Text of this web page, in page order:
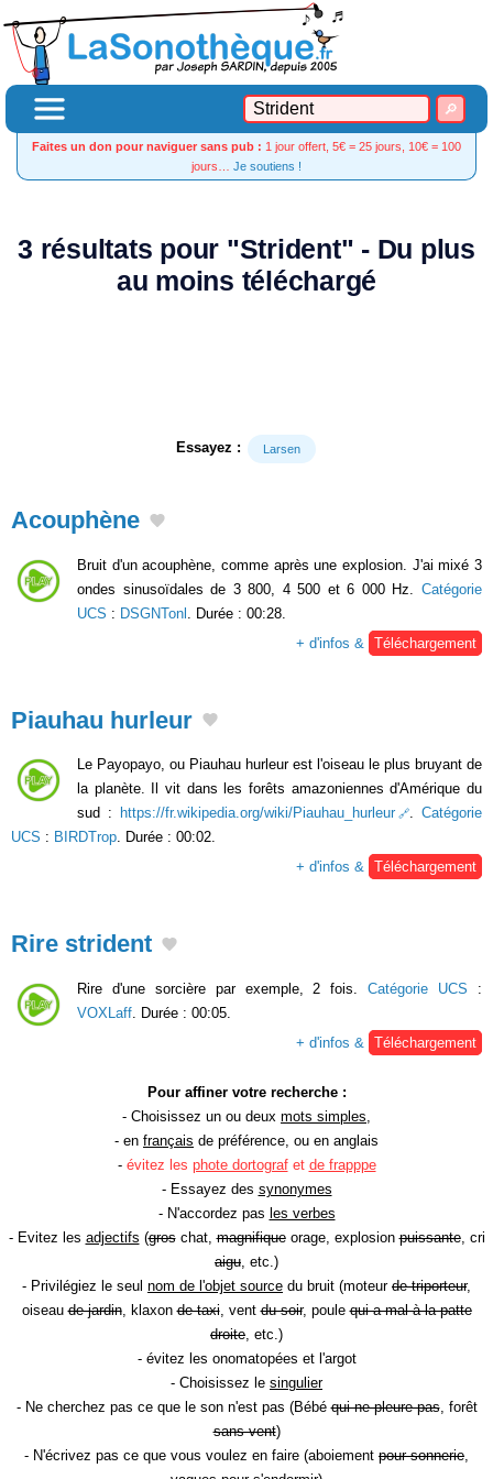
Faites un don pour naviguer sans pub : 1 jour offert, 5€ = 25 jours, 10€ = 100
jours… Je soutiens !
3 résultats pour "Strident" - Du plus
au moins téléchargé
Essayez : Larsen
Acouphène
Bruit d'un acouphène, comme après une explosion. J'ai mixé 3
ondes sinusoïdales de 3 800, 4 500 et 6 000 Hz. Catégorie
UCS : DSGNTonl . Durée : 00:28.
+ d'infos &
Téléchargement
Piauhau hurleur
Le Payopayo, ou Piauhau hurleur est l'oiseau le plus bruyant de
la planète. Il vit dans les forêts amazoniennes d'Amérique du
sud :
https://fr.wikipedia.org/wiki/Piauhau_hurleur . Catégorie
UCS : BIRDTrop. Durée : 00:02.
+ d'infos & Téléchargement
Rire strident
Rire d'une sorcière par exemple, 2 fois.Catégorie UCS :
VOXLaff . Durée : 00:05.
+ d'infos &
Téléchargement
Pour affiner votre recherche :
- Choisissez un ou deux mots simples
- en français de préférence, ou en anglais
- évitez les phote dortografet de frapppe
- Essayez des synonymes
- N'accordez pas les verbes
- Evitez les adjectifs (groschat,magnifiqueorage, explosionpuissante, cri
aigu , etc.)
- Privilégiez le seul nom de l'objet source du bruit (moteur de triporteur,
oiseaude jardin, klaxonde taxi, ventdu soir, poulequi a mal à la patte
droite , etc.)
- évitez les onomatopées et l'argot
- Choisissez le singulier
- Ne cherchez pas ce que le son n'est pas (Bébéqui ne pleure pas, forêt
sans vent)
- N'écrivez pas ce que vous voulez en faire (aboiement pour sonnerie